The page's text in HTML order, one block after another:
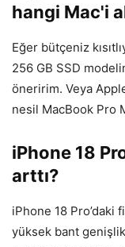
hangi Mac'i
Eğer bütçeniz
256 GB SSD
öneririm. Veya
nesil MacBook Pro
iPhone 18
arttı?
iPhone 18 Pro’daki
yüksek bant